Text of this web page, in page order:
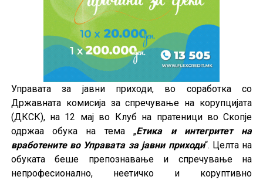
Управата за јавни приходи, во соработка со
Државната комисија за спречување на корупцијата
(ДКСК), на 12 мај во Клуб на пратеници во Скопје
одржаа обука на тема „Етика и интегритет на
вработените во Управата за јавни приходи“. Целта на
обуката беше препознавање и спречување на
непрофесионално, неетичко и коруптивно